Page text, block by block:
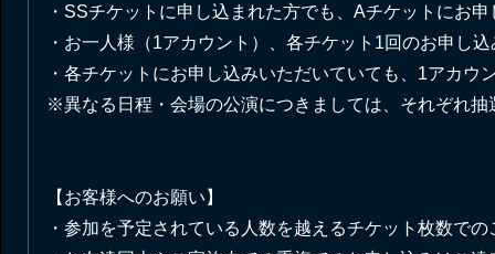
・SSチケットに申し込まれた方でも、Aチケットにお
・お一人様（1アカウント）、各チケット1回のお申し
・各チケットにお申し込みいただいていても、1アカ
※異なる日程・会場の公演につきましては、それぞれ抽
【お客様へのお願い】
・参加を予定されている人数を越えるチケット枚数で